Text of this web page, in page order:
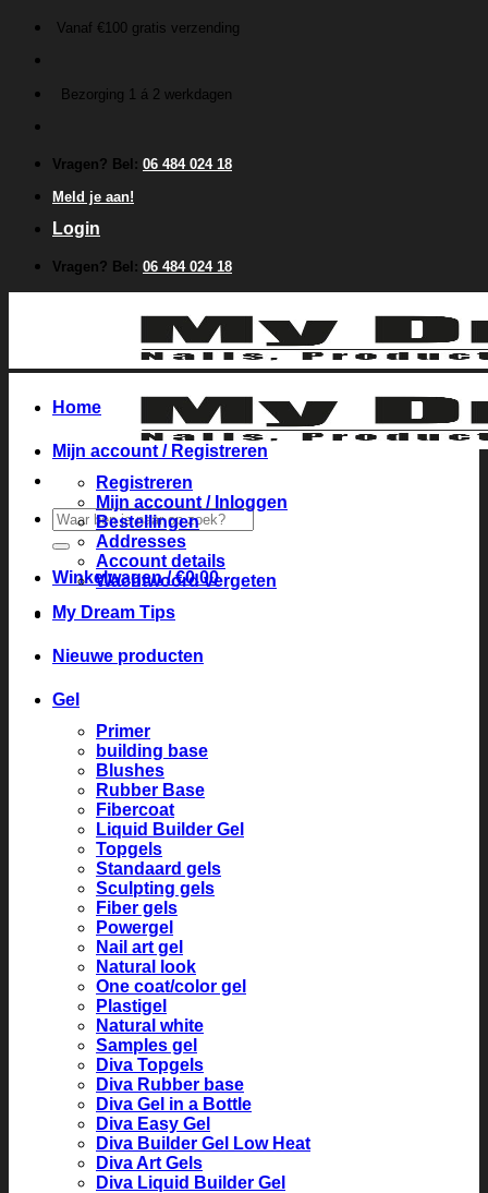
inhoud
Vanaf €100 gratis verzending
Bezorging 1 á 2 werkdagen
Vragen? Bel: 06 484 024 18
Meld je aan!
Login
Vragen? Bel: 06 484 024 18
Zoeken
naar:
Winkelwagen /€0.00
Home
Mijn account / Registreren
Registreren
Mijn account / Inloggen
Bestellingen
Addresses
Account details
Wachtwoord vergeten
My Dream Tips
Nieuwe producten
Gel
Primer
building base
Blushes
Rubber Base
Fibercoat
Liquid Builder Gel
Topgels
Standaard gels
Sculpting gels
Fiber gels
Powergel
Nail art gel
Natural look
One coat/color gel
Plastigel
Natural white
Samples gel
Diva Topgels
Diva Rubber base
Diva Gel in a Bottle
Diva Easy Gel
Diva Builder Gel Low Heat
Diva Art Gels
Diva Liquid Builder Gel